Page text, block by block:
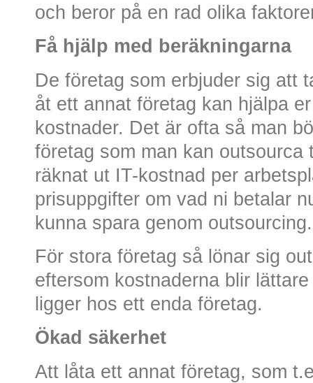
och beror på en rad olika
Få hjälp med beräkningarna
De företag som erbjuder sig att
åt ett annat företag kan hjälpa
kostnader. Det är ofta så man
företag som man kan
räknat ut IT-kostnad per
prisuppgifter om vad ni betalar
kunna spara genom outsourcing.
För stora företag så lönar sig
eftersom kostnaderna blir
ligger hos ett enda företag.
Ökad säkerhet
Att låta ett annat företag, som